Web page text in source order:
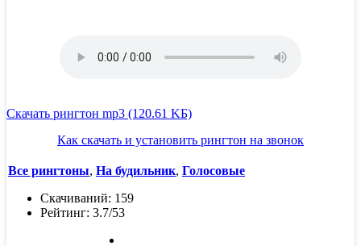
Скачать рингтон mp3 (120.61 KБ)
Как скачать и установить рингтон на звонок
Все рингтоны, На будильник, Голосовые
Скачиваний: 159
Рейтинг: 3.7/53